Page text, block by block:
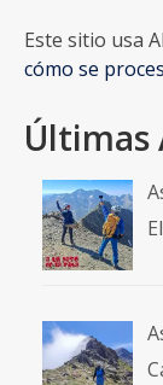
Este sitio usa
cómo se
Últimas